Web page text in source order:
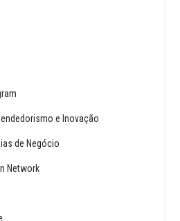
e Inovação
de Negócio
Network